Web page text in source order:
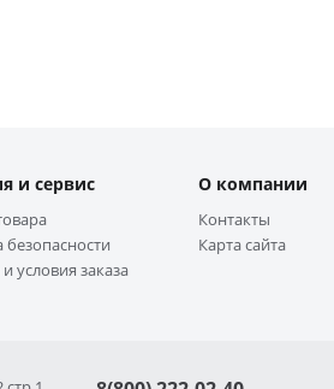
и сервис
безопасности
условия заказа
О компании
Контакты
Карта сайта